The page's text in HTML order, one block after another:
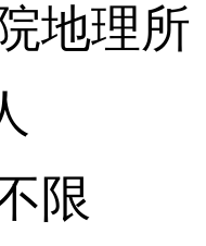
地理所
限